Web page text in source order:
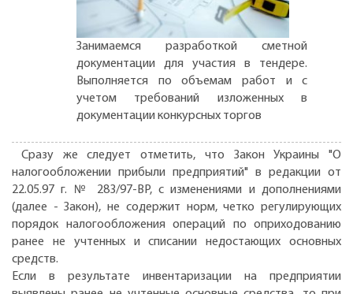
Занимаемся разработкой сметной
документации для участия в тендере.
Выполняется по объемам работ и с
учетом требований изложенных в
документации конкурсных торгов
Сразу же следует отметить, что Закон Украины "О
налогообложении прибыли предприятий" в редакции от
22.05.97 г. № 283/97-ВР, с изменениями и дополнениями
(далее - Закон), не содержит норм, четко регулирующих
порядок налогообложения операций по оприходованию
ранее не учтенных и списании недостающих основных
средств.
Если в результате инвентаризации на предприятии